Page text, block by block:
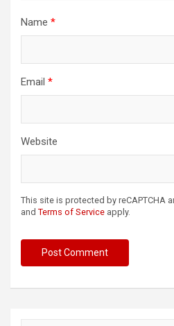
Name *
Email *
Website
This site is protected by reCAPTCHA
and Terms of Service apply.